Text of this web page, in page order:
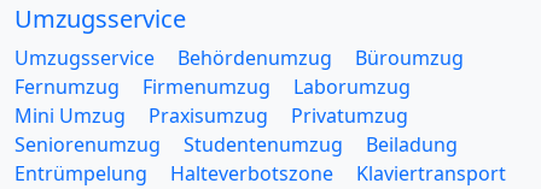
Umzugsservice
Umzugsservice Behördenumzug
Büroumzug
Fernumzug
Firmenumzug
Laborumzug
Mini Umzug
Praxisumzug
Privatumzug
Seniorenumzug
Studentenumzug
Beiladung
Entrümpelung
Halteverbotszone
Klaviertransport